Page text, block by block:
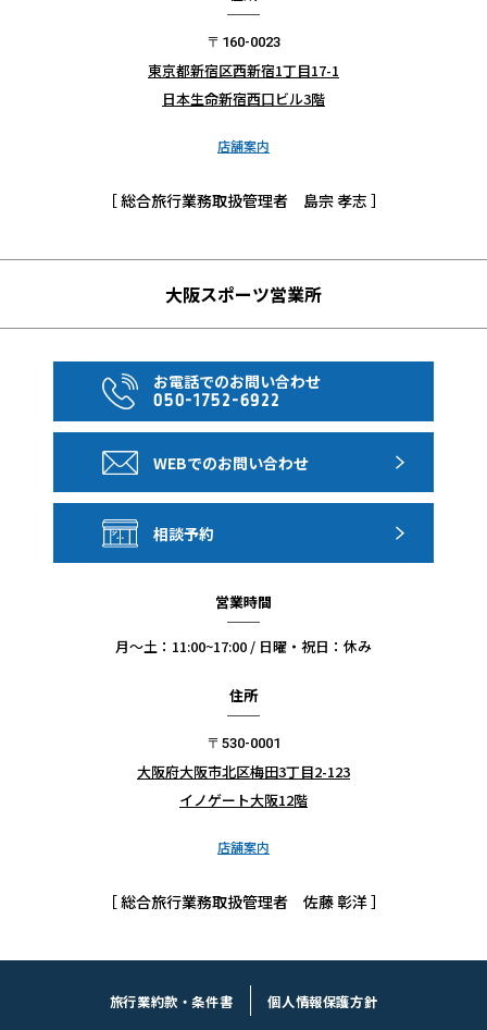
〒160-0023
東京都新宿区西新宿1丁目17-1
日本生命新宿西口ビル3階
店舗案内
［ 総合旅行業務取扱管理者 島宗 孝志 ］
大阪スポーツ営業所
お電話でのお問い合わせ
050-1752-6922
WEBでのお問い合わせ
相談予約
営業時間
月〜土：11:00~17:00 / 日曜・祝日：休み
住所
〒530-0001
大阪府大阪市北区梅田3丁目2-123
イノゲート大阪12階
店舗案内
［ 総合旅行業務取扱管理者 佐藤 彰洋 ］
旅行業約款・条件書 個人情報保護方針